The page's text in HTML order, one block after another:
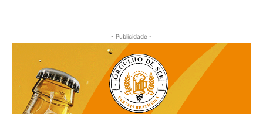
- Publicidade -